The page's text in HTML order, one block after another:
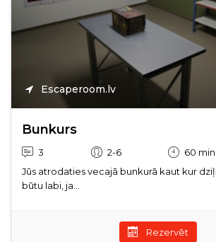
Escaperoom.lv
Bunkurs
3 2-6 60 min
Jūs atrodaties vecajā bunkurā kaut kur
būtu labi, ja...
Rezervēt